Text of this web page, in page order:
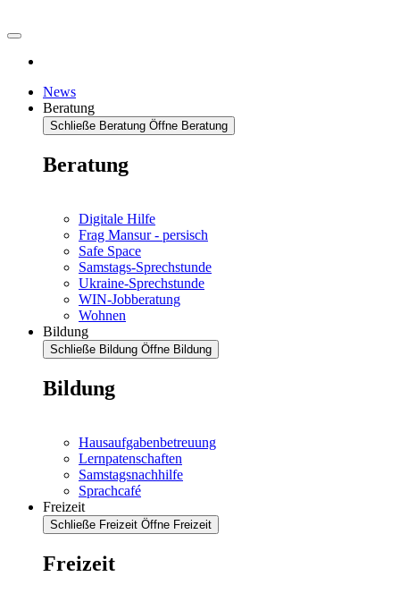
News
Beratung
Schließe Beratung Öffne Beratung
Beratung
Digitale Hilfe
Frag Mansur - persisch
Safe Space
Samstags-Sprechstunde
Ukraine-Sprechstunde
WIN-Jobberatung
Wohnen
Bildung
Schließe Bildung Öffne Bildung
Bildung
Hausaufgabenbetreuung
Lernpatenschaften
Samstagsnachhilfe
Sprachcafé
Freizeit
Schließe Freizeit Öffne Freizeit
Freizeit